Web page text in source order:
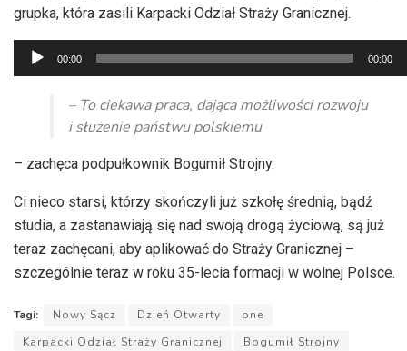
grupka, która zasili Karpacki Odział Straży Granicznej.
Odtwarzacz
plików
dźwiękowych
00:00 00:00
– To ciekawa praca, dająca możliwości rozwoju
i służenie państwu polskiemu
– zachęca podpułkownik Bogumił Strojny.
Ci nieco starsi, którzy skończyli już szkołę średnią, bądź
studia, a zastanawiają się nad swoją drogą życiową, są już
teraz zachęcani, aby aplikować do Straży Granicznej –
szczególnie teraz w roku 35-lecia formacji w wolnej Polsce.
Tagi: Nowy Sącz Dzień Otwarty
one
Karpacki Odział Straży Granicznej
Bogumił Strojny